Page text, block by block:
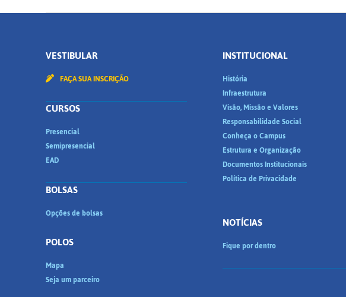
VESTIBULAR
FAÇA SUA INSCRIÇÃO
CURSOS
Presencial
Semipresencial
EAD
BOLSAS
Opções de bolsas
POLOS
Mapa
Seja um parceiro
INSTITUCIONAL
História
Infraestrutura
Visão, Missão e Valores
Responsabilidade Social
Conheça o Campus
Estrutura e Organização
Documentos Institucionais
Política de Privacidade
NOTÍCIAS
Fique por dentro